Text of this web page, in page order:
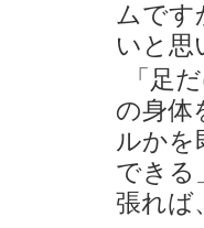
ムです
いと思
「足
の身体
ルかを
できる
張れば